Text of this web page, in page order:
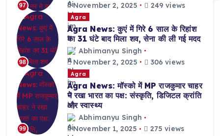
97
November 2, 2025
249 views
98
Agra
Agra News: कुएं में गिरे 6 साल के रिहांश
का 31 घंटे बाद मिला शव, सेना की ली गई मदद
Abhimanyu Singh
November 2, 2025
306 views
99
Agra
Agra News: मॉस्को में MP राजकुमार चाहर
ने रखा भारत का पक्ष: संस्कृति, डिजिटल क्रांति
और स्वास्थ्य
Abhimanyu Singh
November 1, 2025
275 views